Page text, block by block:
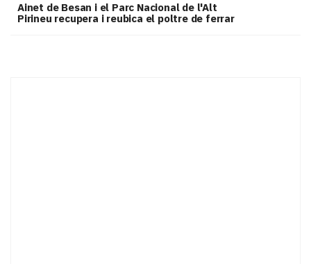
Ainet de Besan i el Parc Nacional de l'Alt
Pirineu recupera i reubica el poltre de ferrar